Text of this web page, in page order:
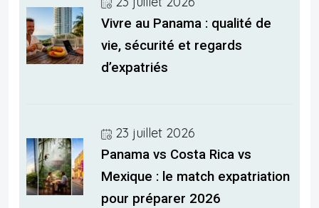
Vivre au Panama : qualité de
vie, sécurité et regards
d’expatriés
23 juillet 2026
Panama vs Costa Rica vs
Mexique : le match expatriation
pour préparer 2026